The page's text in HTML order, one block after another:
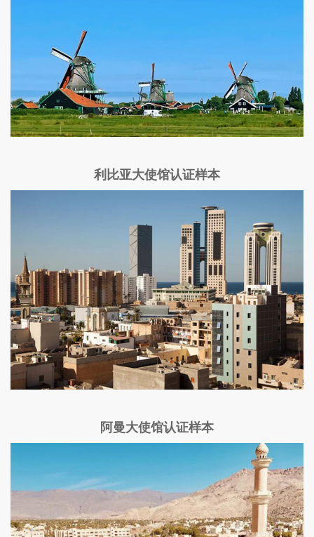
利比亚大使馆认证样本
阿曼大使馆认证样本